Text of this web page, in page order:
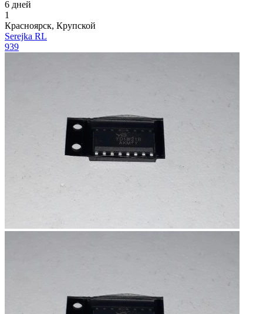
6 дней
1
Красноярск, Крупской
Serejka RL
939